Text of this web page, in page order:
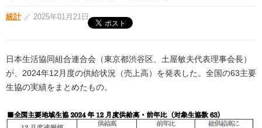
統計 ／ 2025年01月21日
日本生活協同組合連合会（東京都渋谷区、土屋敏夫代表理事会長）
が、2024年12月度の供給状況（売上高）を発表した。全国の63主要
生協の実績をまとめたもの。